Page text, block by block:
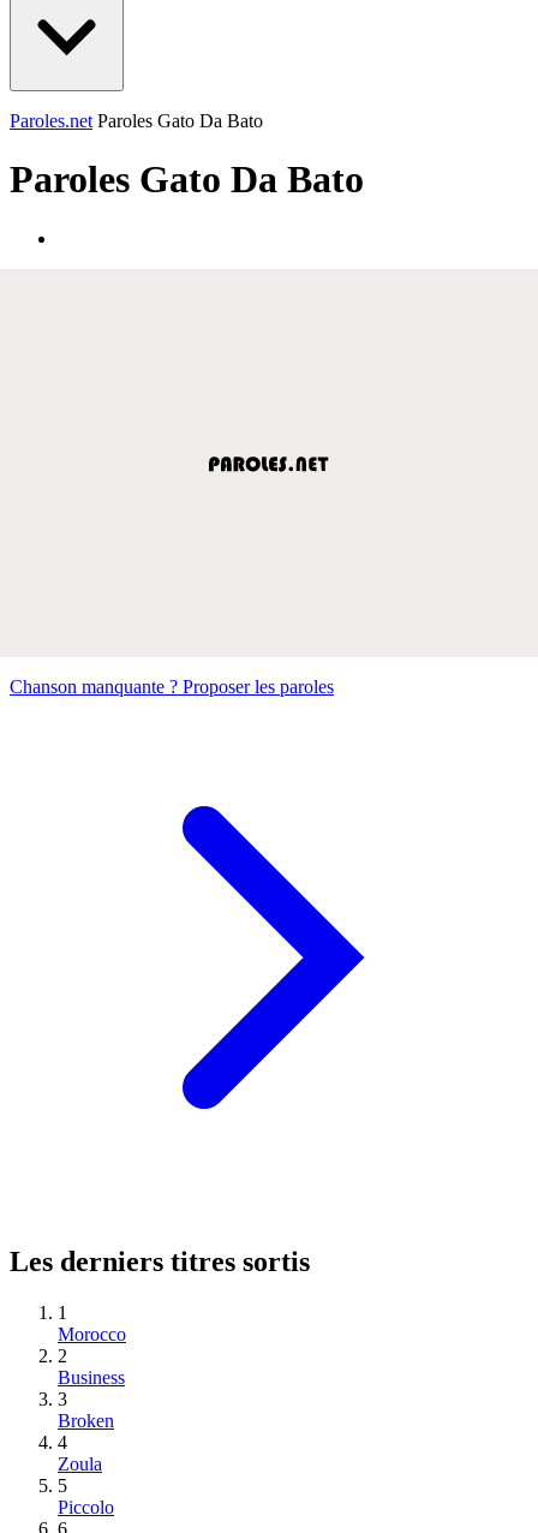
Paroles.net Paroles Gato Da Bato
Paroles Gato Da Bato
Chanson manquante ? Proposer les paroles
Les derniers titres sortis
1
Morocco
2
Business
3
Broken
4
Zoula
5
Piccolo
6